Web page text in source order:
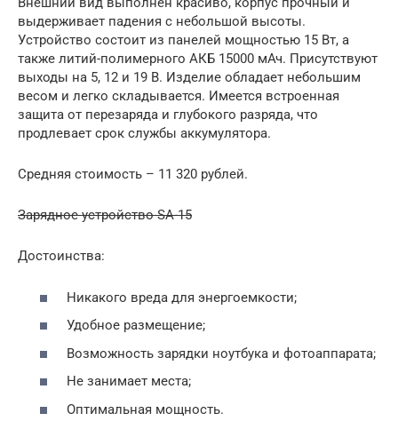
выдерживает падения с небольшой высоты.
Устройство состоит из панелей мощностью 15 Вт, а
также литий-полимерного АКБ 15000 мАч. Присутствуют
выходы на 5, 12 и 19 В. Изделие обладает небольшим
весом и легко складывается. Имеется встроенная
защита от перезаряда и глубокого разряда, что
продлевает срок службы аккумулятора.
Средняя стоимость – 11 320 рублей.
Зарядное устройство SA-15
Достоинства:
Никакого вреда для энергоемкости;
Удобное размещение;
Возможность зарядки ноутбука и фотоаппарата;
Не занимает места;
Оптимальная мощность.